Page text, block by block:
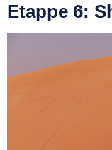
Etappe 6: